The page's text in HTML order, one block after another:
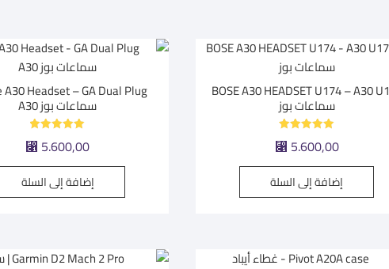
التقييم
BOSE A30 HEADSET U174 – A30
سماعات بوز
5.00
⃁ 5.600,00
إضافة إلى السلة
سماعات بوز A30
5.00
⃁ 5.600,00
إضافة إلى السلة